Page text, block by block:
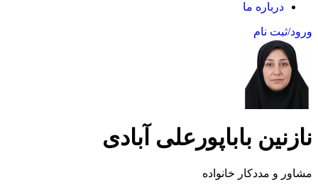
درباره ما
ورود/ثبت نام
نازنین باباپورعلی آبادی
مشاور و مددکار خانواده